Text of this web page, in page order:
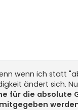
< 610) {
< 624) {
< 640) {
wenn ich statt
ändert sich.
für die absolute